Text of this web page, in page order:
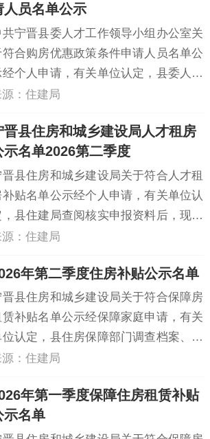
人员名单公示
共宁晋县委人才工作领导小组办公室关
符合购房优惠政策条件申请人员名单公
经个人申请，有关单位认定，县委人才
查阅核实申报资料后，现将2026年度上
人员名单进行公示。名单如下：序号
学历学位身份证号工作单位1...
源：住建局
晋县住房和城乡建设局人才租房
示名单2026第二季度
晋县住房和城乡建设局关于符合人才租
补贴名单公示经个人申请，有关单位认
，县住建局查阅核实申报资料后，现将
县符合申报要求的人才，拟发放租房补
号工作单位1康佳130123********0024
北晶澳教育科...
源：住建局
年第二季度住房补贴公示名单
晋县住房和城乡建设局关于符合保障房
赁补贴名单公示经保障家庭申请，有关
位认定，县住房保障部门调查档案、核
后，现将我县2026年第二季度符合申报
赁补贴名单进行公示。具体名单如下：
姓名身份证号保障人口数1巴...
源：住建局
年第一季度保障住房租赁补贴
示名单